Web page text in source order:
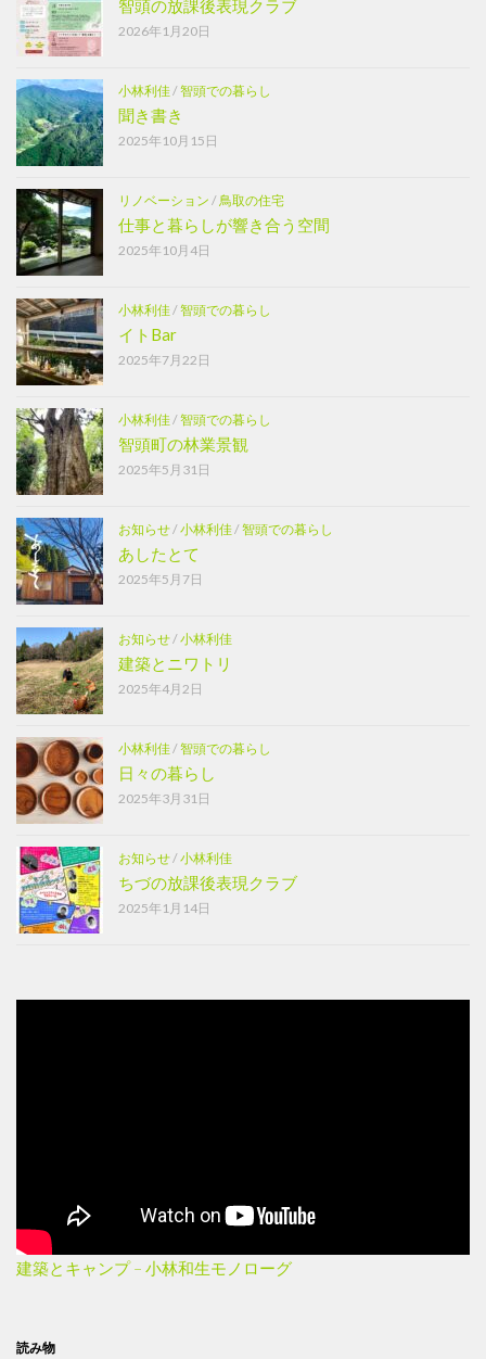
智頭の放課後表現クラブ
2026年1月20日
小林利佳/智頭での暮らし
聞き書き
2025年10月15日
リノベーション / 鳥取の住宅
仕事と暮らしが響き合う空間
2025年10月4日
小林利佳/智頭での暮らし
イトBar
2025年7月22日
小林利佳/智頭での暮らし
智頭町の林業景観
2025年5月31日
お知らせ/小林利佳/智頭での暮らし
あしたとて
2025年5月7日
お知らせ/小林利佳
建築とニワトリ
2025年4月2日
小林利佳/智頭での暮らし
日々の暮らし
2025年3月31日
お知らせ/小林利佳
ちづの放課後表現クラブ
2025年1月14日
建築とキャンプ – 小林和生モノローグ
読み物